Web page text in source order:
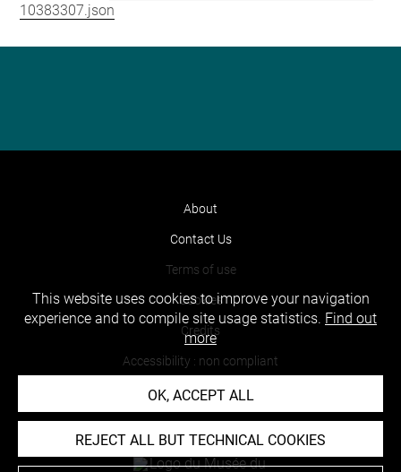
10383307.json
About
Contact Us
Terms of use
Cookies
Credits
Accessibility : non compliant
This website uses cookies to improve your navigation
experience and to compile site usage statistics. Find out
more
OK, ACCEPT ALL
REJECT ALL BUT TECHNICAL COOKIES